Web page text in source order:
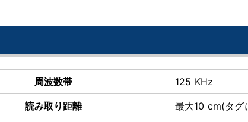
周波数帯 125 KHz
読み取り距離 最大10 cm(タグ